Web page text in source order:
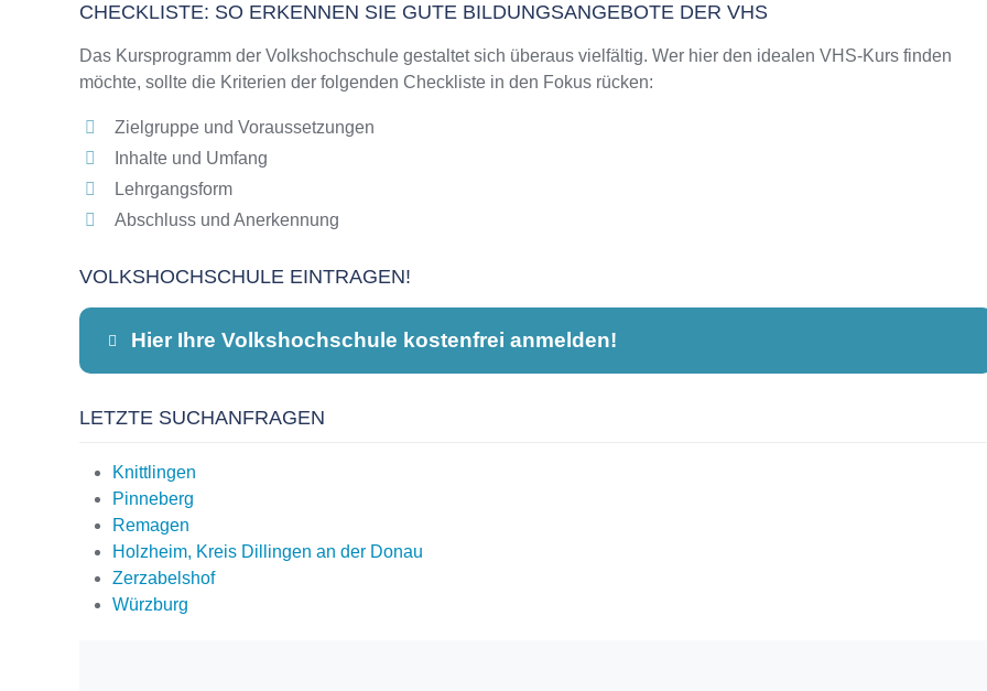
CHECKLISTE: SO ERKENNEN SIE GUTE BILDUNGSANGEBOTE DER VHS
Das Kursprogramm der Volkshochschule gestaltet sich überaus vielfältig. Wer hier den idealen VHS-Kurs finden
möchte, sollte die Kriterien der folgenden Checkliste in den Fokus rücken:
Zielgruppe und Voraussetzungen
Inhalte und Umfang
Lehrgangsform
Abschluss und Anerkennung
VOLKSHOCHSCHULE EINTRAGEN!
Hier Ihre Volkshochschule kostenfrei anmelden!
LETZTE SUCHANFRAGEN
Knittlingen
Pinneberg
Remagen
Holzheim, Kreis Dillingen an der Donau
Zerzabelshof
Würzburg